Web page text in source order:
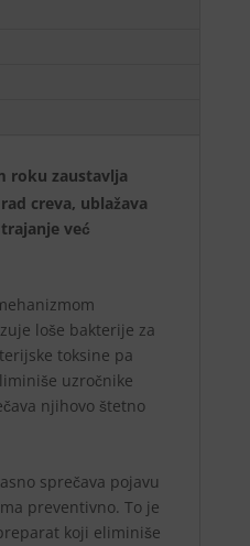
roku zaustavlja
creva, ublažava
već
loše bakterije za
toksine pa
uzročnike
njihovo štetno
sprečava pojavu
preventivno. To je
koji eliminiše